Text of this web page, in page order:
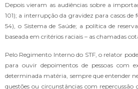
Depois vieram as audiências sobre a
101); a interrupção da gravidez para casos de
54), o Sistema de Saúde; a política de
baseada em critérios raciais – as chamadas
Pelo Regimento Interno do STF, o relator
para ouvir depoimentos de pessoas com
determinada matéria, sempre que entender
questões ou circunstâncias com repercussão